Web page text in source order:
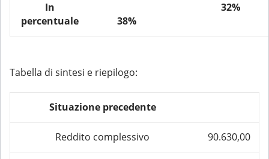
In
percentuale
38%
32%
Tabella di sintesi e riepilogo:
Situazione precedente
Reddito complessivo 90.630,00